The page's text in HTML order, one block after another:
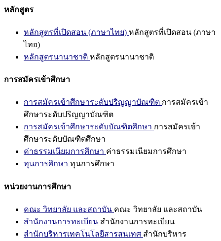
หลักสูตร
หลักสูตรที่เปิดสอน (ภาษาไทย) หลักสูตรที่เปิดสอน (ภาษา
ไทย)
หลักสูตรนานาชาติ หลักสูตรนานาชาติ
การสมัครเข้าศึกษา
การสมัครเข้าศึกษาระดับปริญญาบัณฑิต การสมัครเข้า
ศึกษาระดับปริญญาบัณฑิต
การสมัครเข้าศึกษาระดับบัณฑิตศึกษา การสมัครเข้า
ศึกษาระดับบัณฑิตศึกษา
ค่าธรรมเนียมการศึกษา ค่าธรรมเนียมการศึกษา
ทุนการศึกษา ทุนการศึกษา
หน่วยงานการศึกษา
คณะ วิทยาลัย และสถาบัน คณะ วิทยาลัย และสถาบัน
สำนักงานการทะเบียน สำนักงานการทะเบียน
สำนักบริหารเทคโนโลยีสารสนเทศ สำนักบริหาร